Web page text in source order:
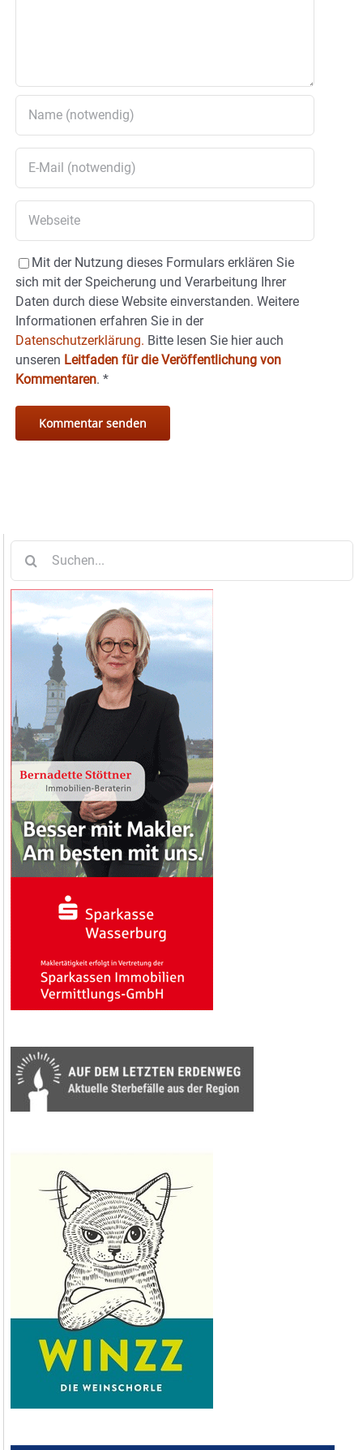
Mit der Nutzung dieses Formulars erklären Sie
sich mit der Speicherung und Verarbeitung Ihrer
Daten durch diese Website einverstanden. Weitere
Informationen erfahren Sie in der
Datenschutzerklärung. Bitte lesen Sie hier auch
unseren Leitfaden für die Veröffentlichung von
Kommentaren. *
nach: